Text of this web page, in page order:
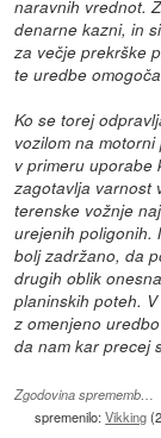
naravnih vrednot.
denarne kazni, in
za večje prekrške
te uredbe
Ko se torej
vozilom na
v primeru uporabe
zagotavlja varnost
terenske vožnje
urejenih poligonih.
bolj zadržano, da
drugih oblik
planinskih poteh.
z omenjeno
da nam kar precej
Zgodovina sprememb…
spremenilo:Vikking(